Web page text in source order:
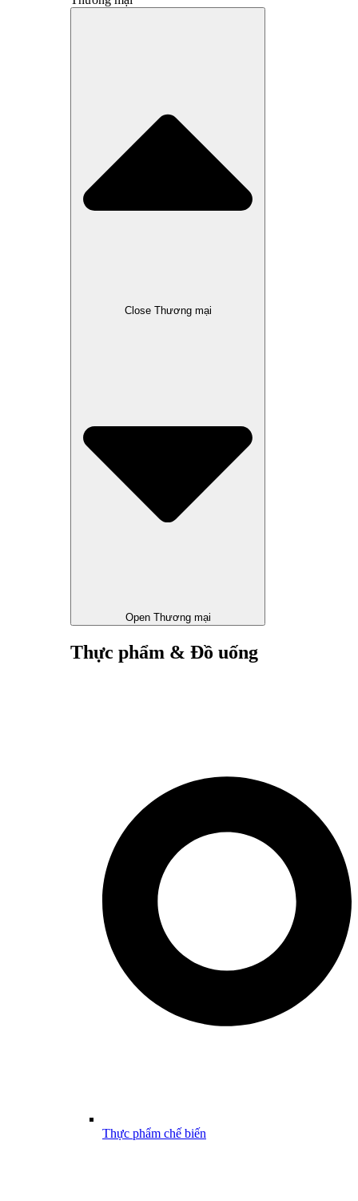
Close Thương mại
Open Thương mại
Thực phẩm & Đồ uống
Thực phẩm chế biến